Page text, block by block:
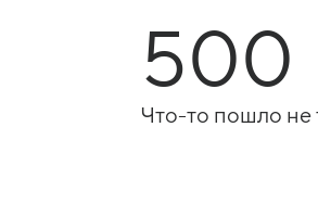
500
Что-то пошло не